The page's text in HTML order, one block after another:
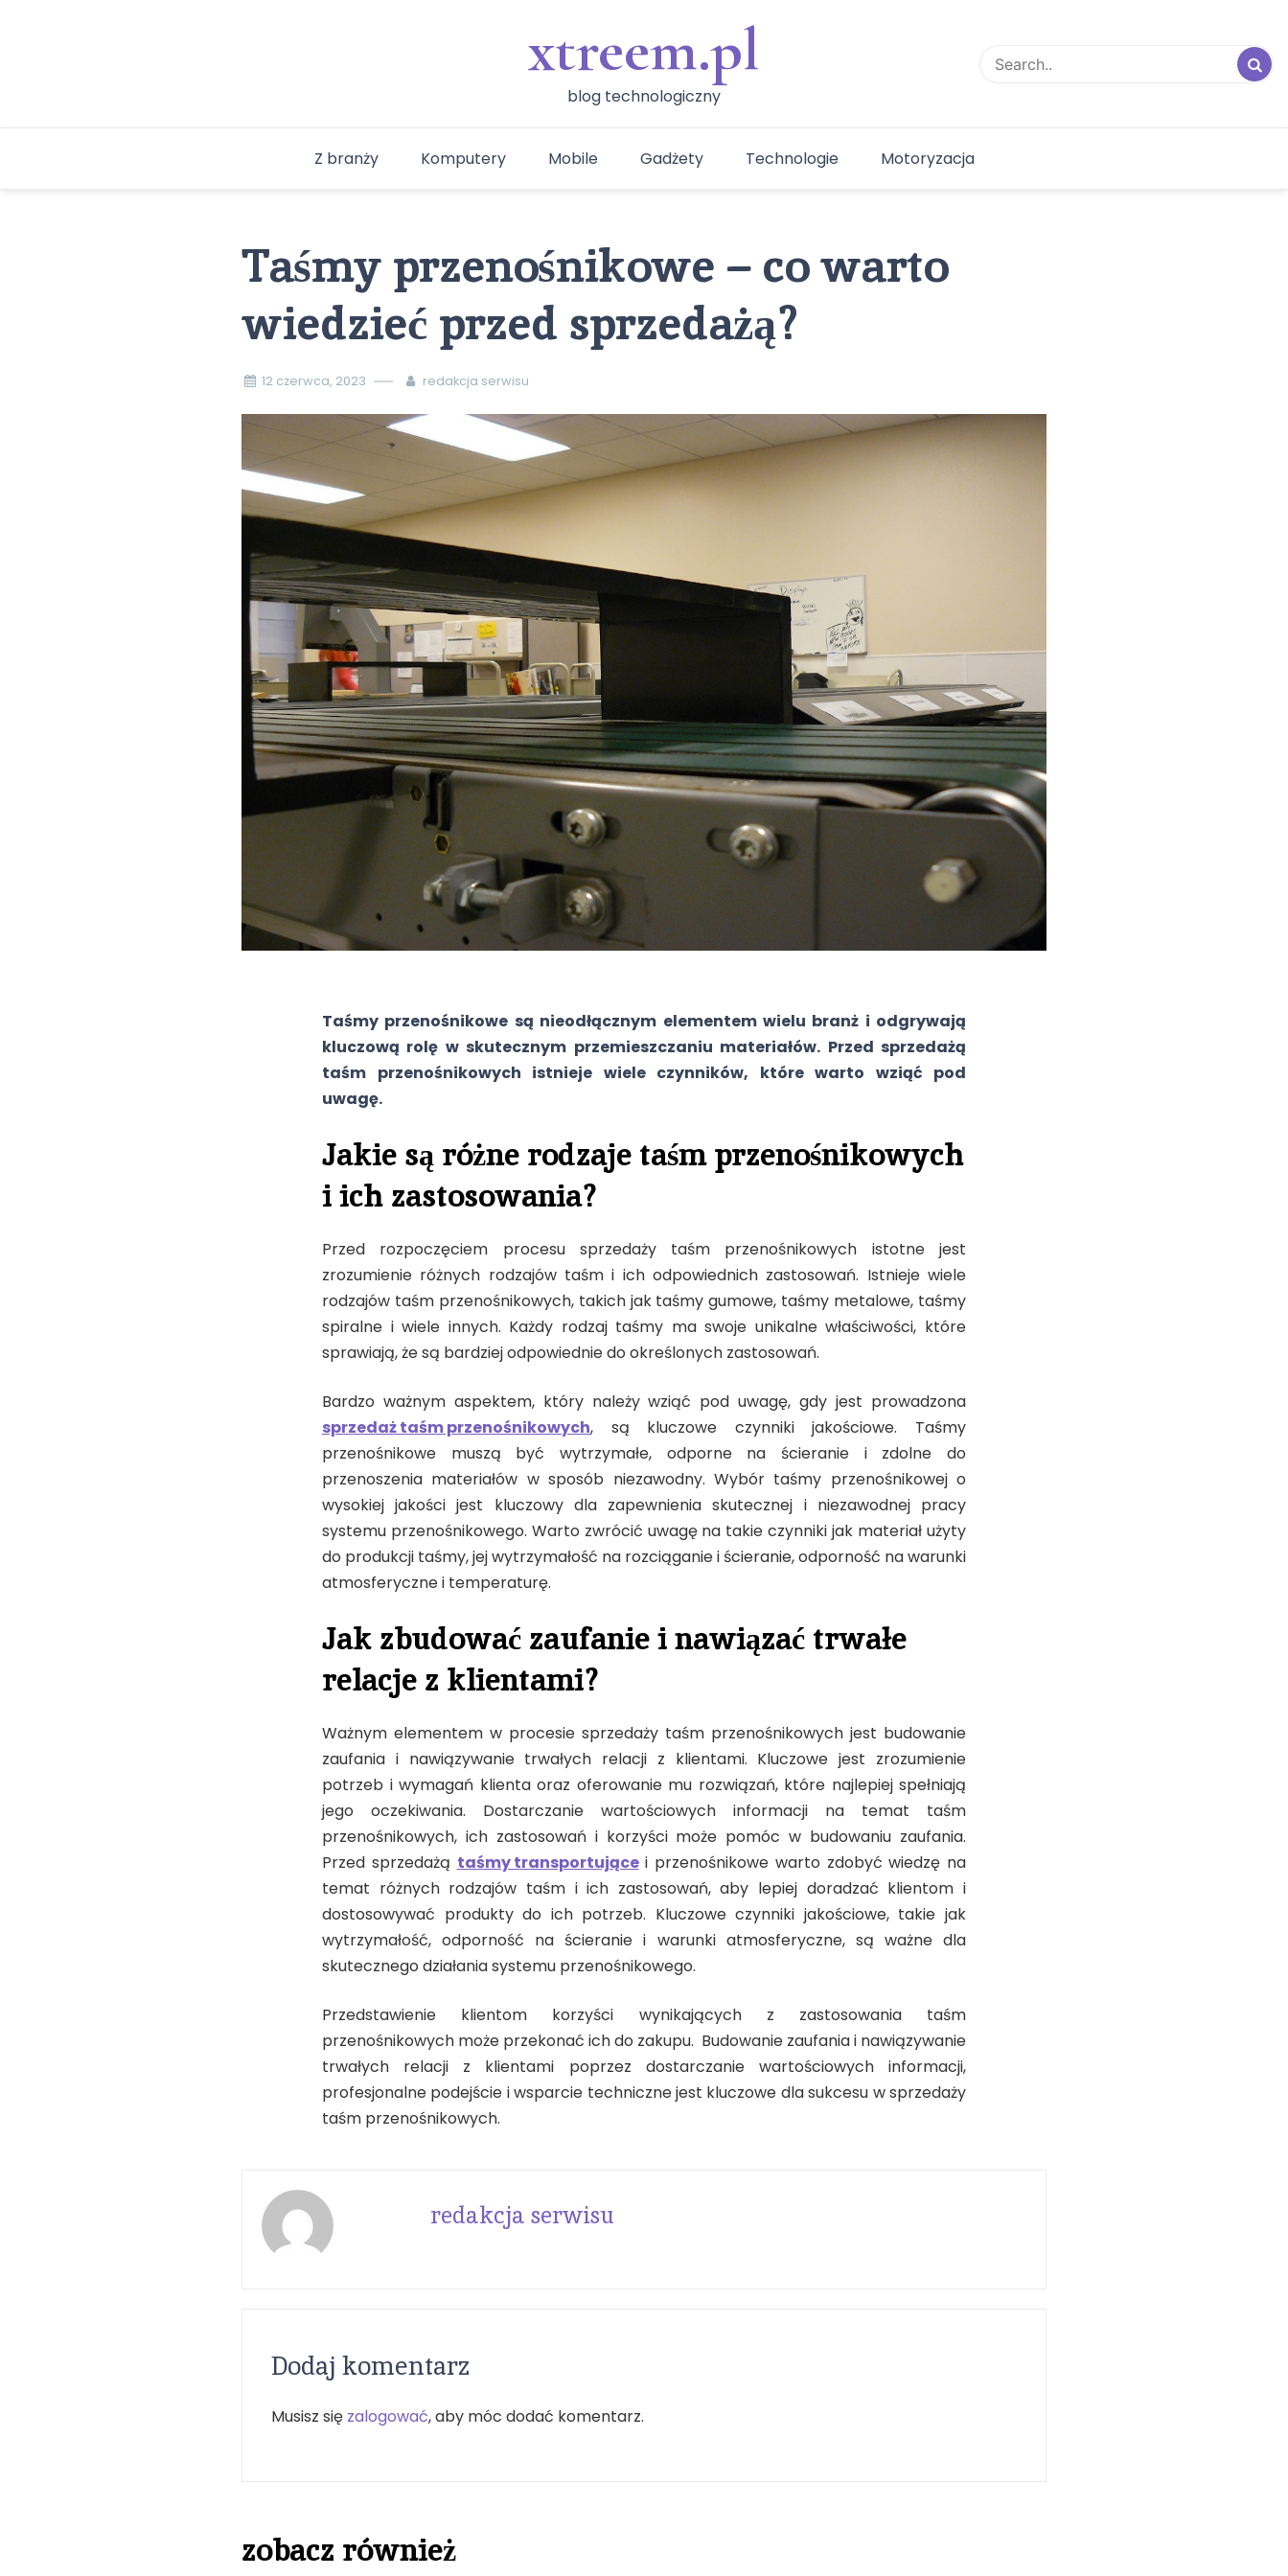
xtreem.pl
blog technologiczny
Z branży Komputery Mobile Gadżety Technologie Motoryzacja
Taśmy przenośnikowe – co warto
wiedzieć przed sprzedażą?
12 czerwca, 2023 redakcja serwisu
Taśmy przenośnikowe są nieodłącznym elementem wielu branż i odgrywają
kluczową rolę w skutecznym przemieszczaniu materiałów. Przed sprzedażą
taśm przenośnikowych istnieje wiele czynników, które warto wziąć pod
uwagę.
Jakie są różne rodzaje taśm przenośnikowych
i ich zastosowania?
Przed rozpoczęciem procesu sprzedaży taśm przenośnikowych istotne jest
zrozumienie różnych rodzajów taśm i ich odpowiednich zastosowań. Istnieje wiele
rodzajów taśm przenośnikowych, takich jak taśmy gumowe, taśmy metalowe, taśmy
spiralne i wiele innych. Każdy rodzaj taśmy ma swoje unikalne właściwości, które
sprawiają, że są bardziej odpowiednie do określonych zastosowań.
Bardzo ważnym aspektem, który należy wziąć pod uwagę, gdy jest prowadzona
sprzedaż taśm przenośnikowych, są kluczowe czynniki jakościowe. Taśmy
przenośnikowe muszą być wytrzymałe, odporne na ścieranie i zdolne do
przenoszenia materiałów w sposób niezawodny. Wybór taśmy przenośnikowej o
wysokiej jakości jest kluczowy dla zapewnienia skutecznej i niezawodnej pracy
systemu przenośnikowego. Warto zwrócić uwagę na takie czynniki jak materiał użyty
do produkcji taśmy, jej wytrzymałość na rozciąganie i ścieranie, odporność na warunki
atmosferyczne i temperaturę.
Jak zbudować zaufanie i nawiązać trwałe
relacje z klientami?
Ważnym elementem w procesie sprzedaży taśm przenośnikowych jest budowanie
zaufania i nawiązywanie trwałych relacji z klientami. Kluczowe jest zrozumienie
potrzeb i wymagań klienta oraz oferowanie mu rozwiązań, które najlepiej spełniają
jego oczekiwania. Dostarczanie wartościowych informacji na temat taśm
przenośnikowych, ich zastosowań i korzyści może pomóc w budowaniu zaufania.
Przed sprzedażą taśmy transportującei przenośnikowe warto zdobyć wiedzę na
temat różnych rodzajów taśm i ich zastosowań, aby lepiej doradzać klientom i
dostosowywać produkty do ich potrzeb. Kluczowe czynniki jakościowe, takie jak
wytrzymałość, odporność na ścieranie i warunki atmosferyczne, są ważne dla
skutecznego działania systemu przenośnikowego.
Przedstawienie klientom korzyści wynikających z zastosowania taśm
przenośnikowych może przekonać ich do zakupu. Budowanie zaufania i nawiązywanie
trwałych relacji z klientami poprzez dostarczanie wartościowych informacji,
profesjonalne podejście i wsparcie techniczne jest kluczowe dla sukcesu w sprzedaży
taśm przenośnikowych.
redakcja serwisu
Dodaj komentarz
Musisz się zalogować, aby móc dodać komentarz.
zobacz również